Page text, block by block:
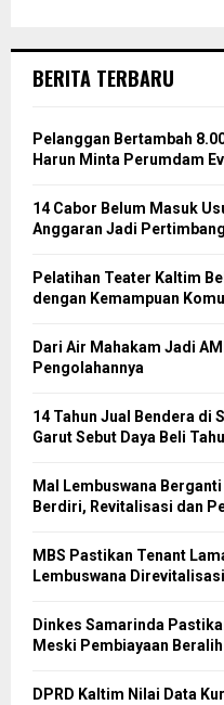
BERITA TERBARU
Pelanggan Bertambah
Harun Minta Perumdam
14 Cabor Belum Masuk
Anggaran Jadi
Pelatihan Teater Kaltim
dengan Kemampuan
Dari Air Mahakam Jadi
Pengolahannya
14 Tahun Jual Bendera di
Garut Sebut Daya Beli
Mal Lembuswana
Berdiri, Revitalisasi dan
MBS Pastikan Tenant
Lembuswana Direvitalisasi
Dinkes Samarinda
Meski Pembiayaan
DPRD Kaltim Nilai Data